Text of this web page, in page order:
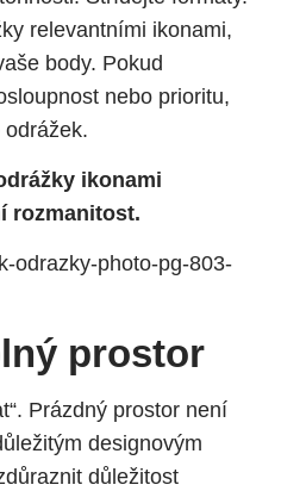
relevantními ikonami,
body. Pokud
nebo prioritu,
ikonami
rozmanitost.
prostor
Prázdný prostor není
designovým
důležitost